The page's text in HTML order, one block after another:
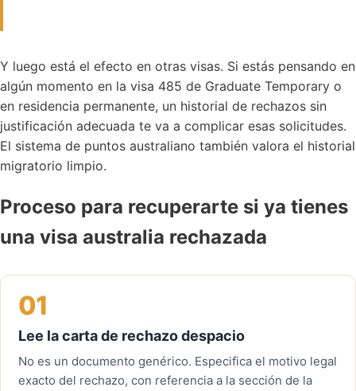
Y luego está el efecto en otras visas. Si estás pensando en
algún momento en la visa 485 de Graduate Temporary o
en residencia permanente, un historial de rechazos sin
justificación adecuada te va a complicar esas solicitudes.
El sistema de puntos australiano también valora el historial
migratorio limpio.
Proceso para recuperarte si ya tienes
una visa australia rechazada
01
Lee la carta de rechazo despacio
No es un documento genérico. Especifica el motivo legal
exacto del rechazo, con referencia a la sección de la